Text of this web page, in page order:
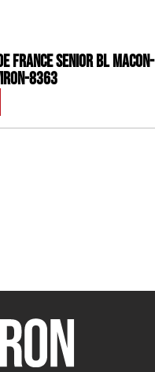
France senior BL Macon-
8363